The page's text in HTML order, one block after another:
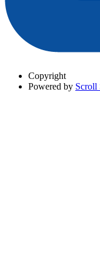
Copyright
Powered by Scroll